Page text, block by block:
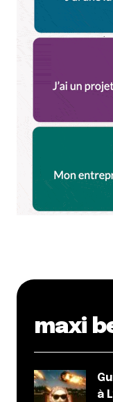
Enregistrer
navigateur
maxi
à